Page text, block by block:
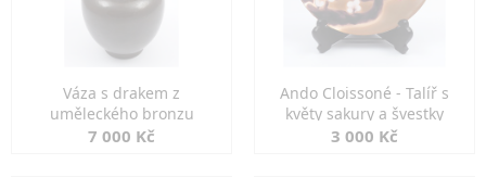
Váza s drakem z
uměleckého bronzu
7 000 Kč
Ando Cloissoné - Talíř s
květy sakury a švestky
3 000 Kč